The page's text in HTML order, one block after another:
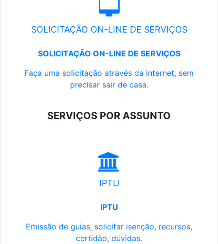
SOLICITAÇÃO ON-LINE DE SERVIÇOS
SOLICITAÇÃO ON-LINE DE SERVIÇOS
Faça uma solicitação através da internet, sem
precisar sair de casa.
SERVIÇOS POR ASSUNTO
IPTU
IPTU
Emissão de guias, solicitar isenção, recursos,
certidão, dúvidas.